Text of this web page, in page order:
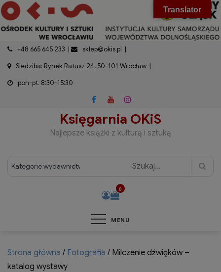
treści
Skip
to
content
+48 665 645 233
sklep@okis.pl
Siedziba: Rynek Ratusz 24, 50-101 Wrocław
pon-pt. 8:30-15:30
Księgarnia OKiS
Najlepsze książki z kulturą i sztuką
0
MENU
Strona główna / Fotografia / Milczenie dźwięków –
katalog wystawy
Translator